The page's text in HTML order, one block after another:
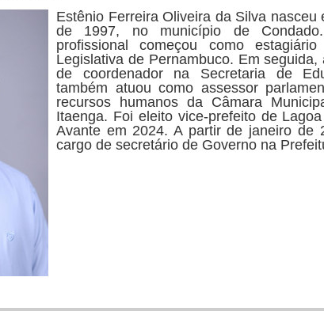
Estênio Ferreira Oliveira da Silva nasceu
de 1997, no município de
profissional começou como
Legislativa de Pernambuco. Em seguida,
de coordenador na Secretaria de
também atuou como assessor
recursos humanos da Câmara
Itaenga. Foi eleito vice-prefeito de
Avante em 2024. A partir de janeiro de
cargo de secretário de Governo na